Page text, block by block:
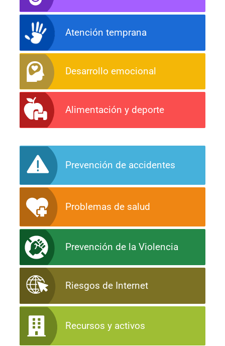
Atención temprana
Desarrollo emocional
Alimentación y deporte
Prevención de accidentes
Problemas de salud
Prevención de la Violencia
Riesgos de Internet
Recursos y activos